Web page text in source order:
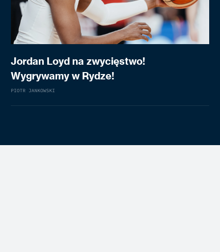
Jordan Loyd na zwycięstwo!
Wygrywamy w Rydze!
PIOTR JANKOWSKI